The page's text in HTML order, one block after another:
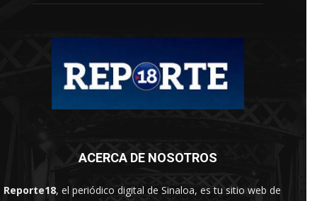
ACERCA DE NOSOTROS
Reporte18, el periódico digital de Sinaloa, es tu sitio web de